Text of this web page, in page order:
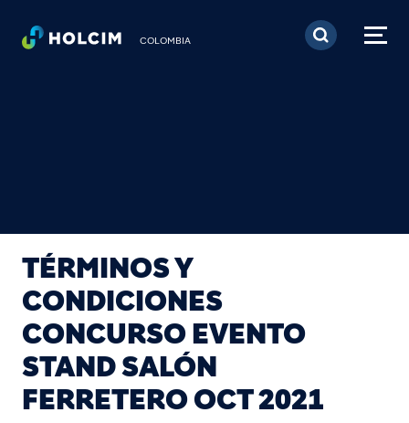
Pasar al contenido
COLOMBIA
TÉRMINOS Y
CONDICIONES
CONCURSO EVENTO
STAND SALÓN
FERRETERO OCT 2021